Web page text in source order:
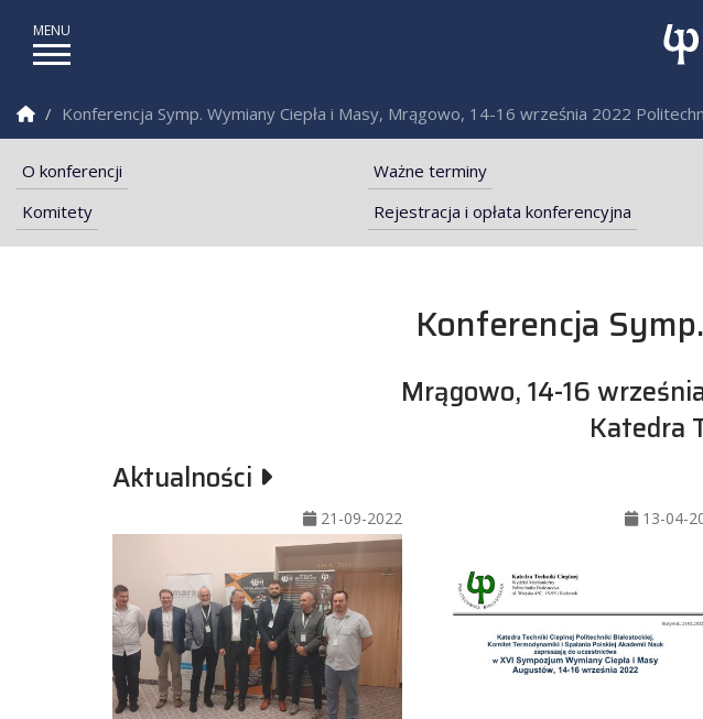
Strona Główna
Konferencja Symp. Wymiany Ciepła i Masy, Mrągowo, 14-16 września 2022
O konferencji Ważne terminy
Komitety
Rejestracja i opłata konferencyjna
Wydział Mechaniczny PBKonferencja
Mrągowo, 14-16
Katedra
Aktualności
21-09-2022 13-04-